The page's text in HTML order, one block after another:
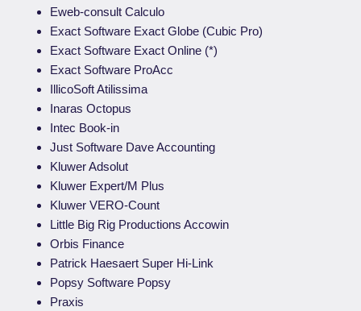
Eweb-consult Calculo
Exact Software Exact Globe (Cubic Pro)
Exact Software Exact Online (*)
Exact Software ProAcc
IllicoSoft Atilissima
Inaras Octopus
Intec Book-in
Just Software Dave Accounting
Kluwer Adsolut
Kluwer Expert/M Plus
Kluwer VERO-Count
Little Big Rig Productions Accowin
Orbis Finance
Patrick Haesaert Super Hi-Link
Popsy Software Popsy
Praxis